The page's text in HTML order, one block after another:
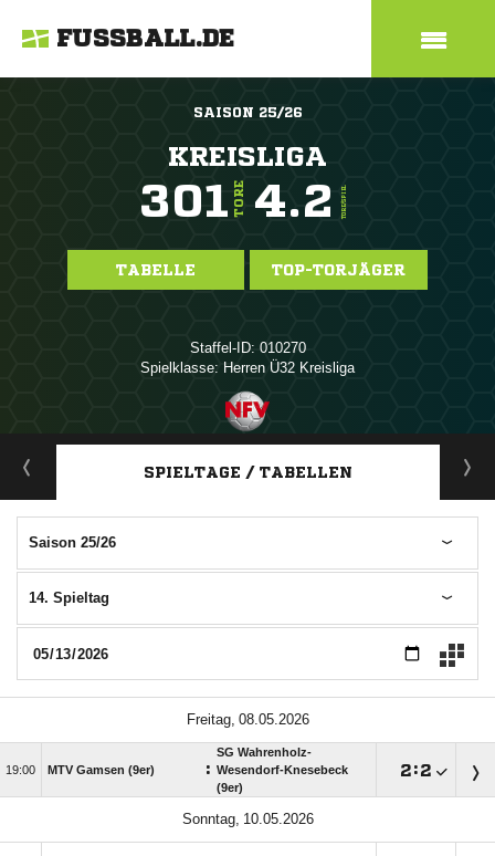
FUSSBALL.DE
SAISON 25/26
KREISLIGA
301TORE 4.2 TORE/SPIEL
TABELLE TOP-TORJÄGER
Staffel-ID: 010270
Spielklasse: Herren Ü32 Kreisliga
ANZEIGE
SPIELTAGE / TABELLEN
Saison 25/26
14. Spieltag
 
 MTV Gamsen (9er) :
SG Wahrenholz-
Wesendorf-Knesebeck
(9er)
:
 